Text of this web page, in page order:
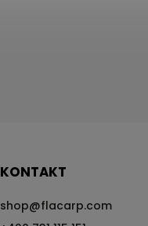
KONTAKT
shop@flacarp.com